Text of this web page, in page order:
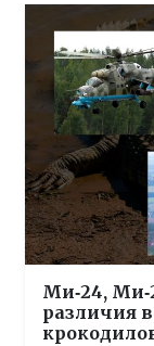
Ми‑24,
различия